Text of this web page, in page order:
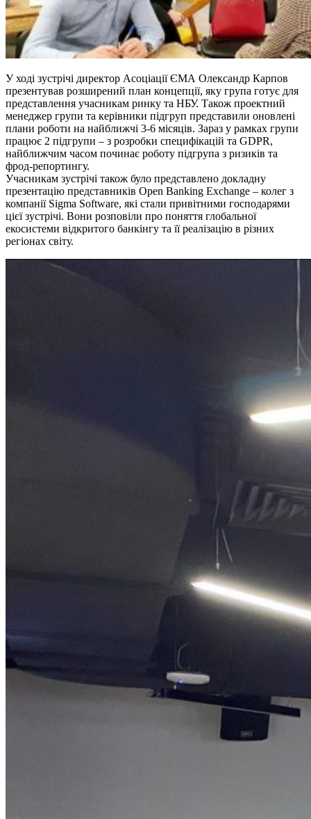
У ході зустрічі директор Асоціації ЄМА Олександр Карпов
презентував розширений план концепції, яку група готує для
представлення учасникам ринку та НБУ. Також проектний
менеджер групи та керівники підгруп представили оновлені
плани роботи на найближчі 3-6 місяців. Зараз у рамках групи
працює 2 підгрупи – з розробки специфікацій та GDPR,
найближчим часом починає роботу підгрупа з ризиків та
фрод-репортингу.
Учасникам зустрічі також було представлено докладну
презентацію представників Open Banking Exchange – колег з
компанії Sigma Software, які стали привітними господарями
цієї зустрічі. Вони розповіли про поняття глобальної
екосистеми відкритого банкінгу та її реалізацію в різних
регіонах світу.